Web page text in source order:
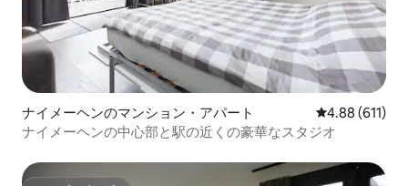
ナイメーヘンのマンション・アパート レビュー611
4.88 (611)
ナイメーヘンの中心部と駅の近くの豪華なスタジオ